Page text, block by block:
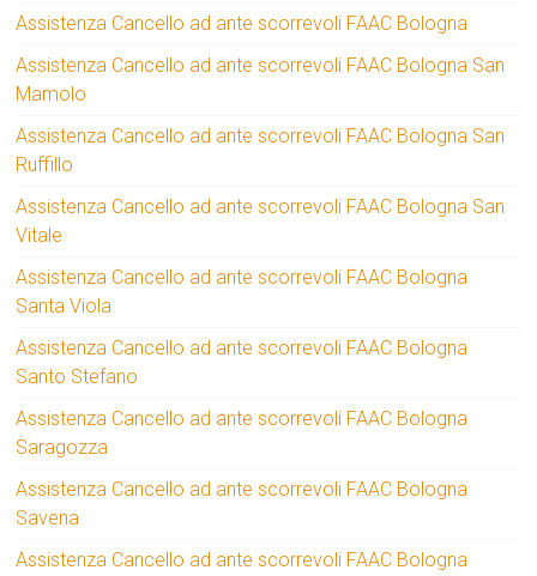
Assistenza Cancello ad ante scorrevoli FAAC Bologna
Assistenza Cancello ad ante scorrevoli FAAC Bologna San
Mamolo
Assistenza Cancello ad ante scorrevoli FAAC Bologna San
Ruffillo
Assistenza Cancello ad ante scorrevoli FAAC Bologna San
Vitale
Assistenza Cancello ad ante scorrevoli FAAC Bologna
Santa Viola
Assistenza Cancello ad ante scorrevoli FAAC Bologna
Santo Stefano
Assistenza Cancello ad ante scorrevoli FAAC Bologna
Saragozza
Assistenza Cancello ad ante scorrevoli FAAC Bologna
Savena
Assistenza Cancello ad ante scorrevoli FAAC Bologna